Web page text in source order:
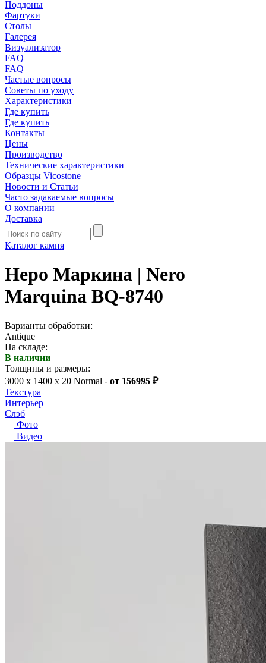
Поддоны
Фартуки
Столы
Галерея
Визуализатор
FAQ
FAQ
Частые вопросы
Советы по уходу
Характеристики
Где купить
Где купить
Контакты
Цены
Производство
Технические характеристики
Образцы Vicostone
Новости и Статьи
Часто задаваемые вопросы
О компании
Доставка
Каталог камня
Неро Маркина | Nero
Marquina BQ-8740
Варианты обработки:
Antique
На складе:
В наличии
Толщины и размеры:
3000 x 1400 x 20 Normal - от 156995 ₽
Текстура
Интерьер
Слэб
Фото
Видео